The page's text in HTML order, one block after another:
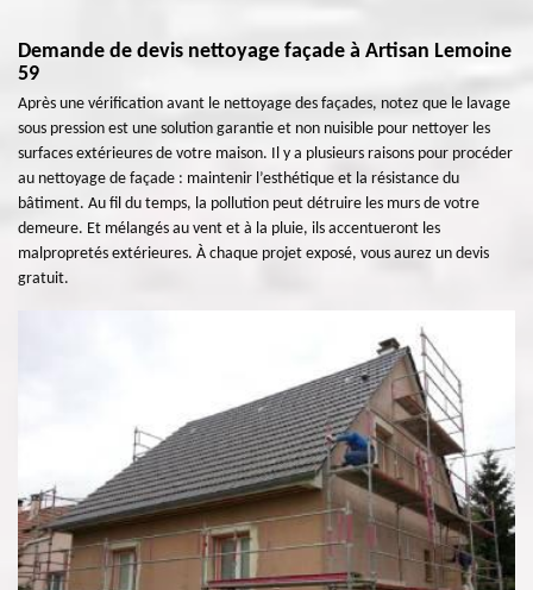
Demande de devis nettoyage façade à Artisan Lemoine
59
Après une vérification avant le nettoyage des façades, notez que le lavage
sous pression est une solution garantie et non nuisible pour nettoyer les
surfaces extérieures de votre maison. Il y a plusieurs raisons pour procéder
au nettoyage de façade : maintenir l’esthétique et la résistance du
bâtiment. Au fil du temps, la pollution peut détruire les murs de votre
demeure. Et mélangés au vent et à la pluie, ils accentueront les
malpropretés extérieures. À chaque projet exposé, vous aurez un devis
gratuit.